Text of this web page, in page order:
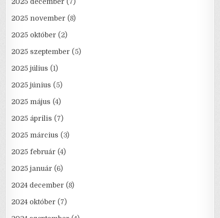
2025 november (8)
2025 október (2)
2025 szeptember (5)
2025 július (1)
2025 június (5)
2025 május (4)
2025 április (7)
2025 március (3)
2025 február (4)
2025 január (6)
2024 december (8)
2024 október (7)